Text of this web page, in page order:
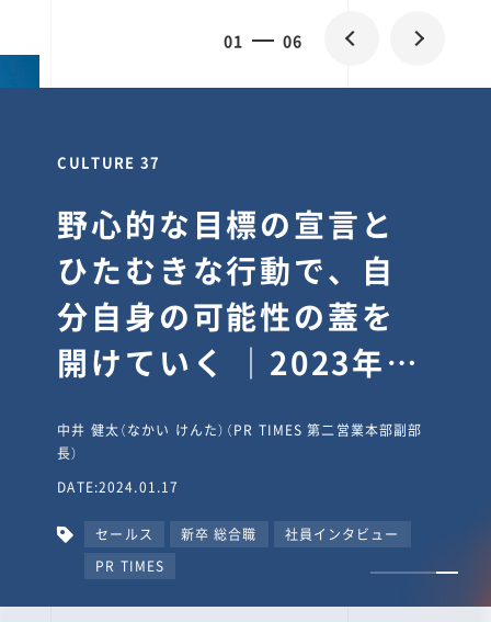
0 06
CULTURE 30
逆境では自分のスタン
スを変え“予想を裏切
り、期待を超える”【真
輔塾・前編】
山田真輔（やまだ しんすけ）（執行役員 兼 Jooto事業部
長）
DATE:2023.09.08
カルチャー CxO キャリア入社 Jooto